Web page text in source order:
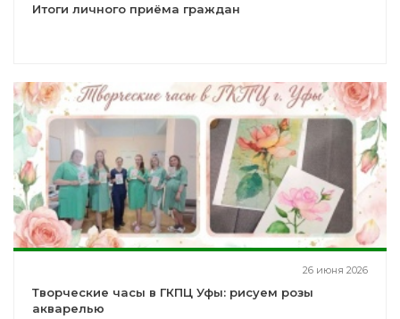
Итоги личного приёма граждан
26 июня 2026
Творческие часы в ГКПЦ Уфы: рисуем розы
акварелью